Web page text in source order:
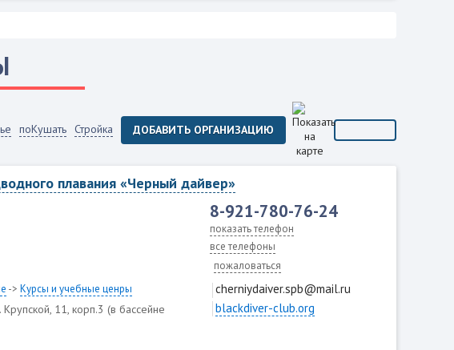
поКушать Стройка ДОБАВИТЬ ОРГАНИЗАЦИЮ
плавания «Черный дайвер»
-> Курсы и учебные ценры
Крупской, 11, корп.3 (в бассейне
8-921-780-76-24
показать телефон
все телефоны
пожаловаться
cherniydaiver.spb@mail.ru
blackdiver-club.org